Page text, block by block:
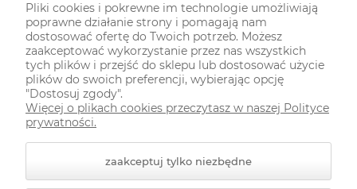
ODWIEDŹ NAS NA
Pliki cookies i pokrewne im technologie umożliwiają
poprawne działanie strony i pomagają nam
dostosować ofertę do Twoich potrzeb. Możesz
zaakceptować wykorzystanie przez nas wszystkich
tych plików i przejść do sklepu lub dostosować użycie
plików do swoich preferencji, wybierając opcję
"Dostosuj zgody".
Więcej o plikach cookies przeczytasz w naszej Polityce
prywatności.
zaakceptuj tylko niezbędne